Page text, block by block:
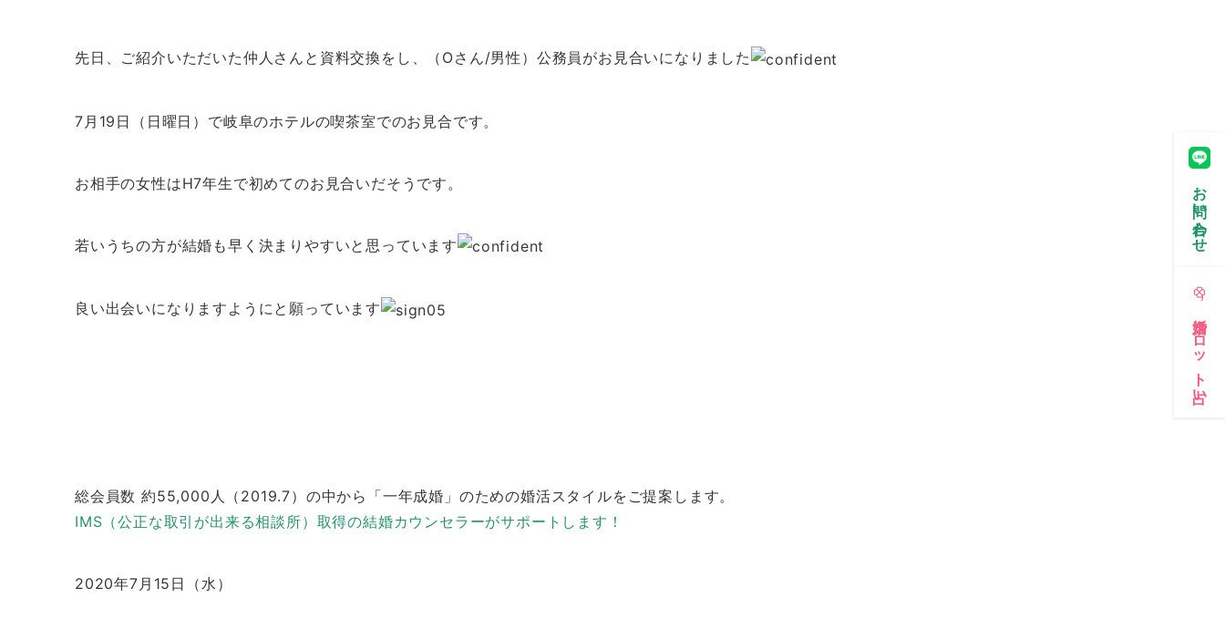
先日、ご紹介いただいた仲人さんと資料交換をし、（Oさん/男性）公務員がお見合いになりました
7月19日（日曜日）で岐阜のホテルの喫茶室でのお見合です。
お相手の女性はH7年生で初めてのお見合いだそうです。
若いうちの方が結婚も早く決まりやすいと思っています
良い出会いになりますようにと願っています
総会員数 約55,000人（2019.7）の中から「一年成婚」のための婚活スタイルをご提案します。
IMS（公正な取引が出来る相談所）取得の結婚カウンセラーがサポートします！
2020年7月15日（水）
お問い合わせ
婚活タロット占い